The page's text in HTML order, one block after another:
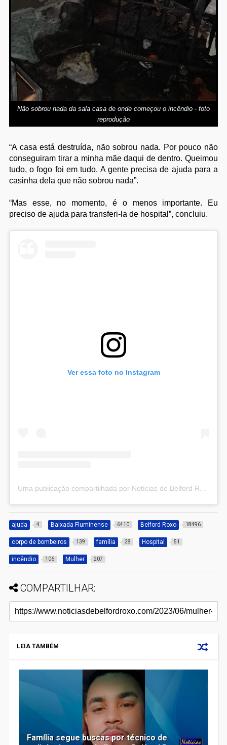
Não sobrou nada da sala casa de onde começou o incêndio - foto
reprodução
“A casa está destruída, não sobrou nada. Por pouco não
conseguiram tirar a minha mãe daqui de dentro. Queimou
tudo, o fogo foi em tudo. A gente precisa de ajuda para a
casinha dela que não sobrou nada”.
“Mas esse, no momento, é o menos importante. Eu
preciso de ajuda para transferi-la de hospital”, concluiu.
Ver essa foto no Instagram
Uma publicação compartilhada por Notícias de Belford Roxo (@noticiasbelfordroxo)
ajuda 4 Baixada Fluminense 6410 Belford Roxo 18496
corpo de bombeiros 139 família 28 Hospital 51
incêndio 106 Mulher 207
COMPARTILHAR:
LEIA TAMBÉM
Família segue buscas por técnico de